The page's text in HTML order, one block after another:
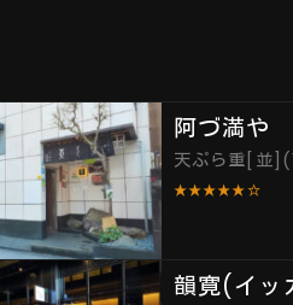
阿づ満や
天ぷら重[並
★★★★★☆
韻寛(イッ